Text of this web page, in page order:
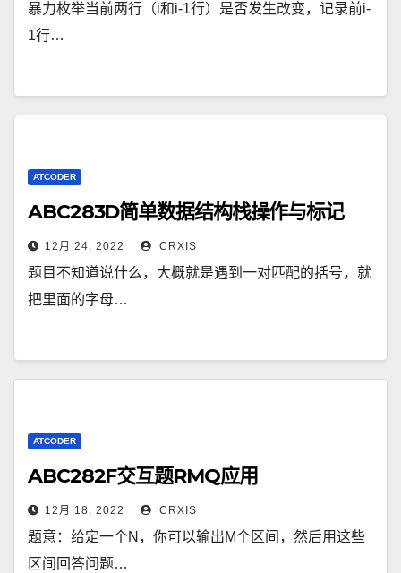
暴力枚举当前两行（i和i-1行）是否发生改变，记录前i-
1行…
ATCODER
ABC283D简单数据结构栈操作与标记
12月 24, 2022 CRXIS
题目不知道说什么，大概就是遇到一对匹配的括号，就
把里面的字母…
ATCODER
ABC282F交互题RMQ应用
12月 18, 2022 CRXIS
题意：给定一个N，你可以输出M个区间，然后用这些
区间回答问题…